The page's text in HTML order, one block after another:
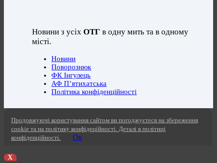
Новини з усіхОТГ в одну мить та в одному
місті.
Новини
Поворознюк
ФК Інгулець
АФ П’ятихатська
Політика конфіденційності
Продовжуючі користування сайтом ви погоджуєтеся на збереження
cookie та на політику конфідеційності. Деталі в політиці
конфіденційності.
Ок
X